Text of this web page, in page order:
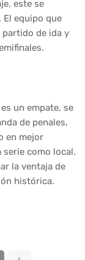
este se
El equipo que
de ida y
un empate, se
de penales,
en mejor
como local.
la ventaja de
histórica.